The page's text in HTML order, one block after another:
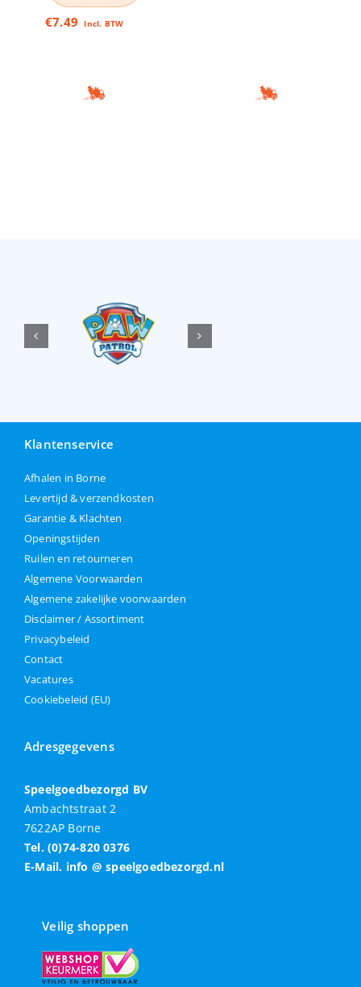
€7.49 Incl. BTW
Klantenservice
Afhalen in Borne
Levertijd & verzendkosten
Garantie & Klachten
Openingstijden
Ruilen en retourneren
Algemene Voorwaarden
Algemene zakelijke voorwaarden
Disclaimer / Assortiment
Privacybeleid
Contact
Vacatures
Cookiebeleid (EU)
Adresgegevens
Speelgoedbezorgd BV
Ambachtstraat 2
7622AP Borne
Tel. (0)74-820 0376
E-Mail. info @ speelgoedbezorgd.nl
Veilig shoppen